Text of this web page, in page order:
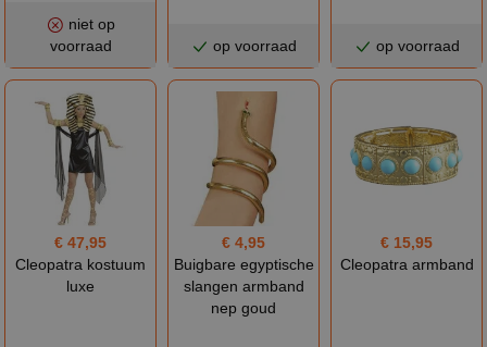
niet op
voorraad
op voorraad op voorraad
€ 47,95
Cleopatra kostuum
luxe
€ 4,95
Buigbare egyptische
slangen armband
nep goud
€ 15,95
Cleopatra armband